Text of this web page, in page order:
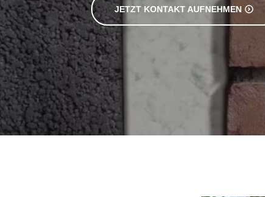
JETZT KONTAKT AUFNEHMEN